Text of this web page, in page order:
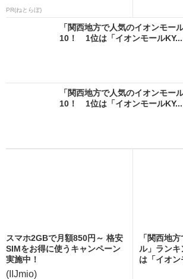
PR(ねとらぼ)
「関西地方で人気のイオンモー
10！ 1位は「イオンモールKY...
「関西地方で人気のイオンモー
10！ 1位は「イオンモールKY...
スマホ2GBで月額850円～ 格安
SIMをお得に使うキャンペーン
実施中！
(IIJmio)
「関西地
ル」ラン
は「イオ